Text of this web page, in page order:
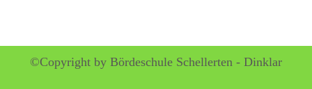
©Copyright by Bördeschule Schellerten - Dinklar